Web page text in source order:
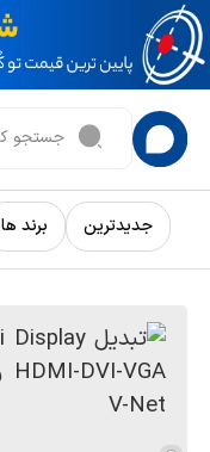
جدیدترین برند ها